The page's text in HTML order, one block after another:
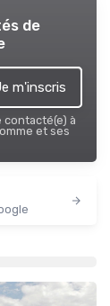
de
m'inscris
contacté(e) à
et ses